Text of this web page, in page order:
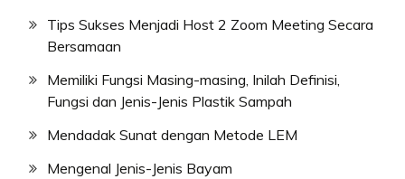
Tips Sukses Menjadi Host 2 Zoom Meeting Secara
Bersamaan
Memiliki Fungsi Masing-masing, Inilah Definisi,
Fungsi dan Jenis-Jenis Plastik Sampah
Mendadak Sunat dengan Metode LEM
Mengenal Jenis-Jenis Bayam